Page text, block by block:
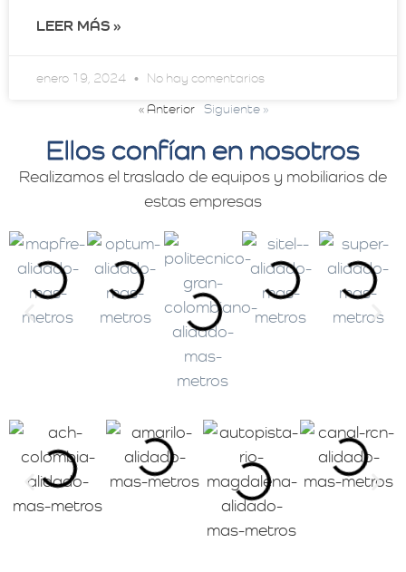
LEER MÁS »
enero 19, 2024 No hay comentarios
« Anterior Siguiente »
Ellos confían en nosotros
Realizamos el traslado de equipos y mobiliarios de
estas empresas